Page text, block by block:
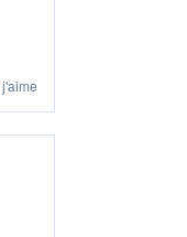
j'aime